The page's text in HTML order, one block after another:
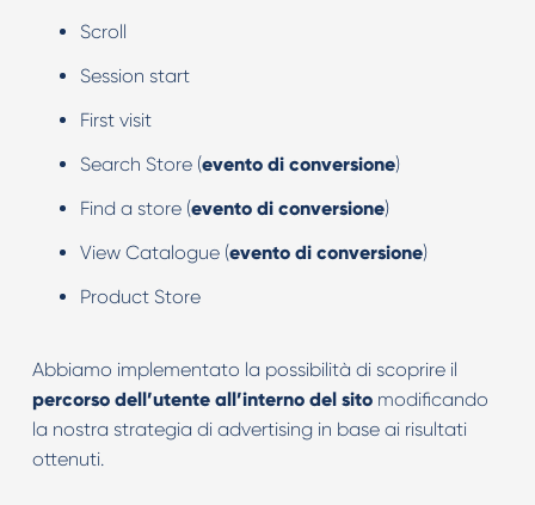
Scroll
Session start
First visit
Search Store (evento di conversione)
Find a store (evento di conversione)
View Catalogue (evento di conversione)
Product Store
Abbiamo implementato la possibilità di scoprire il
percorso dell’utente all’interno del sitomodificando
la nostra strategia di advertising in base ai risultati
ottenuti.